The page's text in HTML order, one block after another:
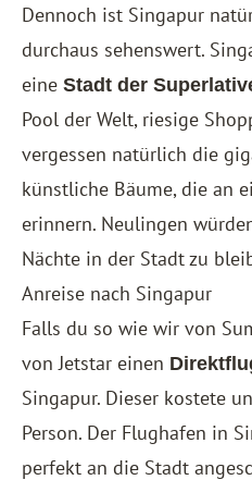
Dennoch ist Singapur
durchaus sehenswert.
eine Stadt der
Pool der Welt, riesige
vergessen natürlich die
künstliche Bäume, die an
erinnern. Neulingen
Nächte in der Stadt zu
Anreise nach Singapur
Falls du so wie wir von
von Jetstar einen
Singapur. Dieser kostete
Person. Der Flughafen in
perfekt an die Stadt